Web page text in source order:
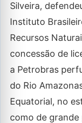
Silveira,
Instituto
Recursos
concessão de
a Petrobras
do Rio
Equatorial, no
como de